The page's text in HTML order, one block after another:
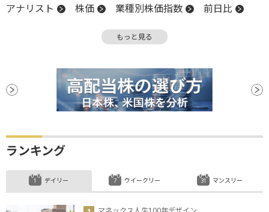
アナリスト
株価 業種別株価指数
前日比
投資家心理
NASDAQ
材料 続落 調整
日銀
ニューヨーク連銀製造業景気指数
反落
もっと見る
ランキング
デイリー ウイークリー マンスリー